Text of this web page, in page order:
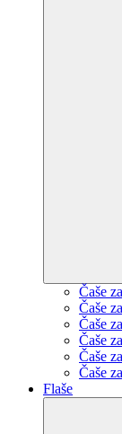
Čaše
Čaše
Čaše
Čaše
Čaše
Čaše
Flaše